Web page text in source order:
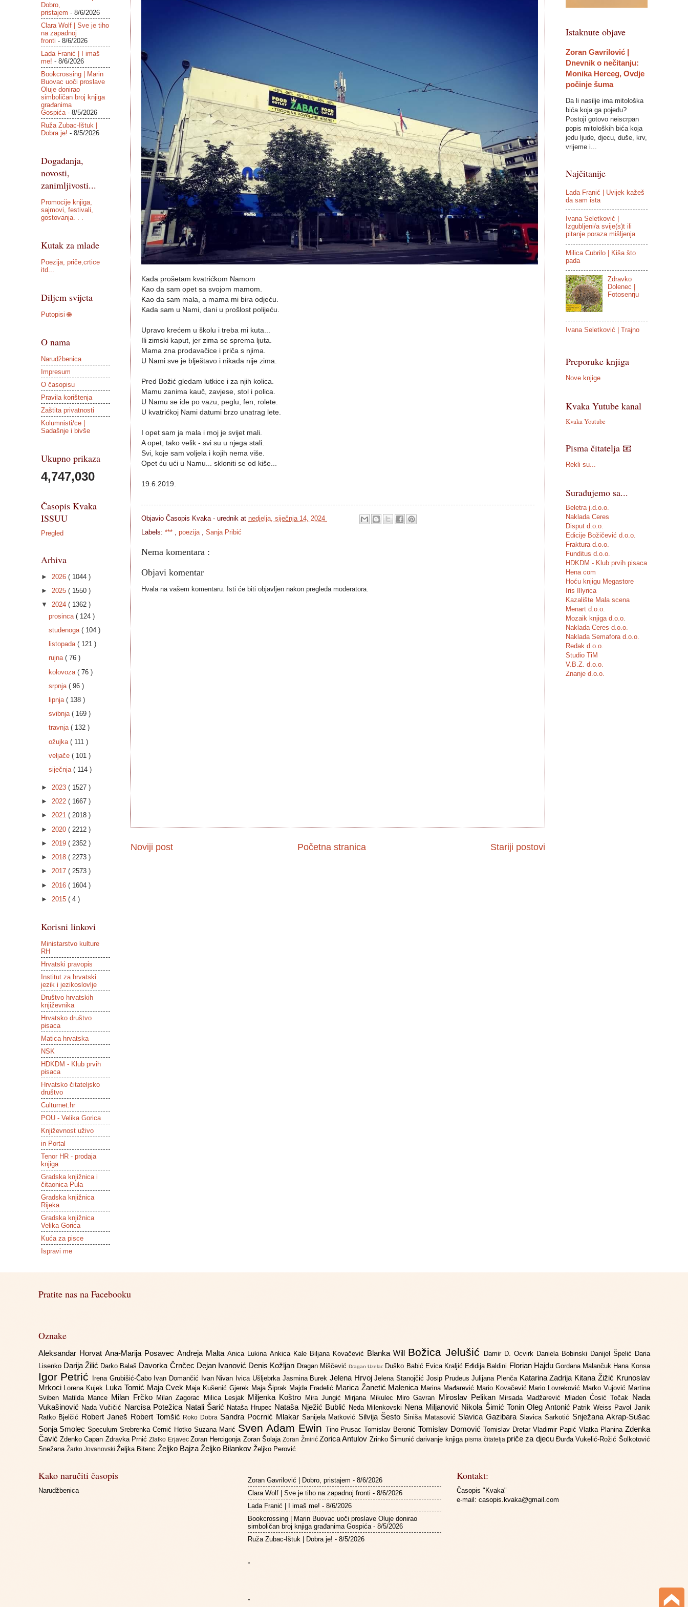
Kada prošetam kvatrićkom Namom
Kao da sam opet sa svojom mamom.
Kao da sam mala, a mama mi bira odjeću.
Kada sam u Nami, dani u prošlost polijeću.
Upravo krećem u školu i treba mi kuta...
Ili zimski kaput, jer zima se sprema ljuta.
Mama zna prodavačice i priča s njima.
U Nami sve je blještavo i nikada nije zima.
Pred Božić gledam lutkice i za njih kolica.
Mamu zanima kauč, zavjese, stol i polica.
U Namu se ide po vazu, peglu, fen, rolete.
U kvatrićkoj Nami datumi brzo unatrag lete.
I opet sam ja mala i moj je svijet mali.
A opet, tako velik - svi su u njega stali.
Svi, koje sam voljela i kojih nema više.
Opet ću ući u Namu... skloniti se od kiše...
19.6.2019.
Objavio Časopis Kvaka - urednik at nedjelja, siječnja 14, 2024
Labels: *** poezija Sanja Pribić
Nema komentara :
Objavi komentar
Hvala na vašem komentaru. Isti će biti objavljen nakon pregleda moderatora.
Noviji post Stariji postovi
Početna stranica
Dobro,
pristajem - 8/6/2026
Clara Wolf | Sve je tiho
na zapadnoj
fronti - 8/6/2026
Lada Franić | I imaš
me! - 8/6/2026
Bookcrossing | Marin
Buovac uoči proslave
Oluje donirao
simboličan broj knjiga
građanima
Gospića- 8/5/2026
Ruža Zubac-Ištuk |
Dobra je! - 8/5/2026
Događanja,
novosti,
zanimljivosti...
Promocije knjiga,
sajmovi, festivali,
gostovanja. . .
Kutak za mlade
Poezija, priče,crtice
itd...
Diljem svijeta
Putopisi 🌐
O nama
Narudžbenica
Impresum
O časopisu
Pravila korištenja
Zaštita privatnosti
Kolumnisti/ce |
Sadašnje i bivše
Ukupno prikaza
4,747,030
Časopis Kvaka
ISSUU
Pregled
Arhiva
► 2026 ( 1044 )
► 2025 ( 1550 )
▼ 2024 ( 1362 )
prosinca ( 124 )
studenoga ( 104 )
listopada ( 121 )
rujna ( 76 )
kolovoza ( 76 )
srpnja ( 96 )
lipnja ( 138 )
svibnja ( 169 )
travnja ( 132 )
ožujka ( 111 )
veljače ( 101 )
siječnja ( 114 )
► 2023 ( 1527 )
► 2022 ( 1667 )
► 2021 ( 2018 )
► 2020 ( 2212 )
► 2019 ( 2352 )
► 2018 ( 2273 )
► 2017 ( 2573 )
► 2016 ( 1604 )
► 2015 ( 4 )
Korisni linkovi
Ministarstvo kulture
RH
Hrvatski pravopis
Institut za hrvatski
jezik i jezikoslovlje
Društvo hrvatskih
književnika
Hrvatsko društvo
pisaca
Matica hrvatska
NSK
HDKDM - Klub prvih
pisaca
Hrvatsko čitateljsko
društvo
Culturnet.hr
POU - Velika Gorica
Književnost uživo
in Portal
Tenor HR - prodaja
knjiga
Gradska knjižnica i
čitaonica Pula
Gradska knjižnica
Rijeka
Gradska knjižnica
Velika Gorica
Kuća za pisce
Ispravi me
Istaknute objave
Zoran Gavrilović |
Dnevnik o nečitanju:
Monika Herceg, Ovdje
počinje šuma
Da li nasilje ima mitološka
bića koja ga pojedu?
Postoji gotovo neiscrpan
popis mitoloških bića koja
jedu ljude, djecu, duše, krv,
vrijeme i...
Najčitanije
Lada Franić | Uvijek kažeš
da sam ista
Ivana Seletković |
Izgubljeni/a svije(s)t ili
pitanje poraza mišljenja
Milica Cubrilo | Kiša što
pada
Zdravko
Dolenec |
Fotosenrju
Ivana Seletković | Trajno
Preporuke knjiga
Nove knjige
Kvaka Yutube kanal
Kvaka Youtube
Pisma čitatelja 📧
Rekli su...
Surađujemo sa...
Beletra j.d.o.o.
Naklada Ceres
Disput d.o.o.
Edicije Božičević d.o.o.
Fraktura d.o.o.
Funditus d.o.o.
HDKDM - Klub prvih pisaca
Hena com
Hoću knjigu Megastore
Iris Illyrica
Kazalište Mala scena
Menart d.o.o.
Mozaik knjiga d.o.o.
Naklada Ceres d.o.o.
Naklada Semafora d.o.o.
Redak d.o.o.
Studio TiM
V.B.Z. d.o.o.
Znanje d.o.o.
Pratite nas na Facebooku
Oznake
Aleksandar Horvat Ana-Marija Posavec Andreja Malta Anica Lukina Ankica Kale Biljana Kovačević Blanka Will Božica Jelušić Damir D. Ocvirk Daniela Bobinski Danijel Špelić Daria
Lisenko Darija Žilić Darko Balaš Davorka Črnčec Dejan Ivanović Denis Kožljan Dragan MiščevićDragan Uzelac Duško Babić Evica Kraljić Eđidija Baldini Florian Hajdu Gordana Malančuk Hana Konsa
Igor Petrić Irena Grubišić-Čabo Ivan Domančić Ivan Nivan Ivica Ušljebrka Jasmina BurekJelena HrvojJelena Stanojčić Josip PrudeusJulijana Plenča Katarina Zadrija Kitana Žižić Krunoslav
Mrkoci Lorena Kujek Luka Tomić Maja Cvek Maja Kušenić Gjerek Maja Šiprak Majda Fradelić Marica Žanetić Malenica Marina Mađarević Mario Kovačević Mario Lovreković Marko Vujović Martina
Sviben Matilda Mance Milan Frčko Milan Zagorac Milica Lesjak Miljenka Koštro Mira Jungić Mirjana Mikulec Miro Gavran Miroslav Pelikan Mirsada Madžarević Mladen Ćosić Točak Nada
Vukašinović Nada Vučičić Narcisa Potežica Natali Šarić Nataša Hrupec Nataša Nježić Bublić Neda Milenkovski Nena Miljanović Nikola Šimić ToninOleg Antonić Patrik Weiss Pavol Janik
Ratko Bjelčić Robert Janeš Robert Tomšić Roko Dobra Sandra Pocrnić Mlakar Sanijela Matković Silvija Šesto Siniša Matasović Slavica GazibaraSlavica Sarkotić Snježana Akrap-Sušac
Sonja SmolecSpeculumSrebrenka Cernić Hotko Suzana Marić Sven Adam Ewin Tino PrusacTomislav Beronić Tomislav DomovićTomislav Dretar Vladimir Papić Vlatka Planina Zdenka
Čavić Zdenko Capan Zdravka PrnićZlatko Erjavec Zoran Hercigonja Zoran ŠolajaZoran ŽmirićZorica Antulov Zrinko Šimunićdarivanje knjigapisma čitatelja priče za djecu Đurđa Vukelić-Rožić Šolkotović
Snežana Žarko Jovanovski Željka Bitenc Željko Bajza Željko Bilankov Željko Perović
Kako naručiti časopis
Narudžbenica
Zoran Gavrilović | Dobro, pristajem - 8/6/2026
Clara Wolf | Sve je tiho na zapadnoj fronti - 8/6/2026
Lada Franić | I imaš me! - 8/6/2026
Bookcrossing | Marin Buovac uoči proslave Oluje donirao
simboličan broj knjiga građanima Gospića- 8/5/2026
Ruža Zubac-Ištuk | Dobra je! - 8/5/2026
“
”
Kontakt:
Časopis "Kvaka"
e-mail: casopis.kvaka@gmail.com